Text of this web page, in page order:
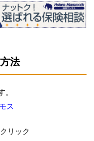
法
。
ス
リック